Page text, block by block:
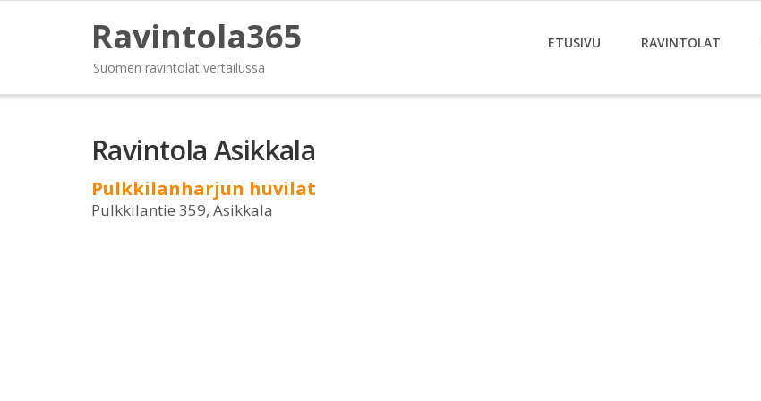
Ravintola365
Suomen ravintolat vertailussa
ETUSIVU RAVINTOLAT
Ravintola Asikkala
Pulkkilanharjun huvilat
Pulkkilantie 359, Asikkala